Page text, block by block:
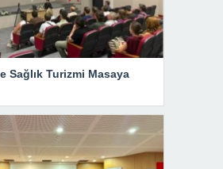
Sağlık Turizmi Masaya